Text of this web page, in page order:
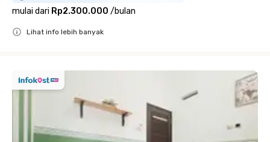
mulai dari Rp2.300.000 /bulan
Lihat info lebih banyak